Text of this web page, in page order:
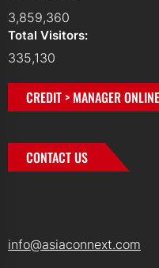
3,859,360
Total Visitors:
335,130
CREDIT > MANAGER ONLINE
CONTACT US
info@asiaconnext.com